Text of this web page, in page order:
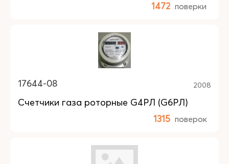
1472 поверки
17644-08 2008
Счетчики газа роторные G4РЛ (G6РЛ)
1315 поверок